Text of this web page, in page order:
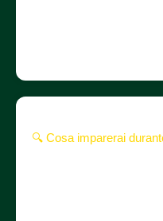
🔍 Cosa imparerai